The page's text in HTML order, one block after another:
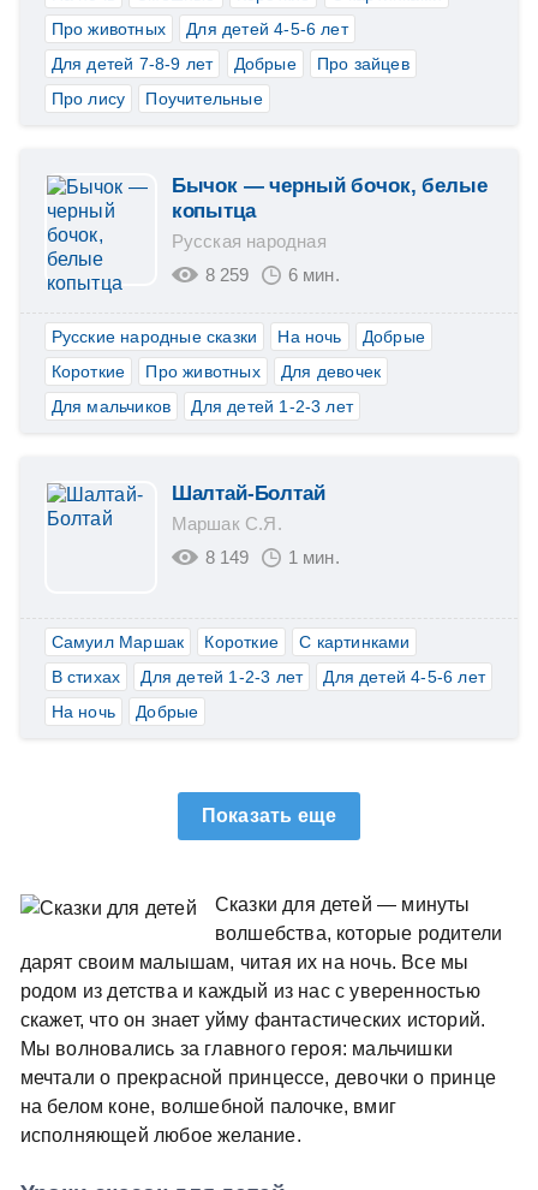
Про животных
Для детей 4-5-6 лет
Для детей 7-8-9 лет
Добрые
Про зайцев
Про лису
Поучительные
Бычок — черный бочок, белые
копытца
Русская народная
8 259
6 мин.
Русские народные сказки На ночь
Добрые
Короткие
Про животных
Для девочек
Для мальчиков
Для детей 1-2-3 лет
Шалтай-Болтай
Маршак С.Я.
8 149
1 мин.
Самуил Маршак Короткие
С картинками
В стихах
Для детей 1-2-3 лет
Для детей 4-5-6 лет
На ночь
Добрые
Показать еще
Сказки для детей — минуты
волшебства, которые родители
дарят своим малышам, читая их на ночь. Все мы
родом из детства и каждый из нас с уверенностью
скажет, что он знает уйму фантастических историй.
Мы волновались за главного героя: мальчишки
мечтали о прекрасной принцессе, девочки о принце
на белом коне, волшебной палочке, вмиг
исполняющей любое желание.